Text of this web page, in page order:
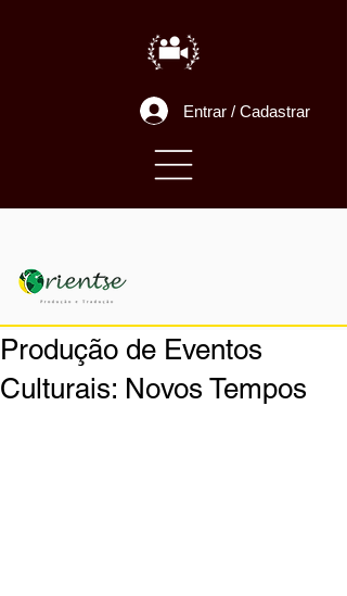
Entrar / Cadastrar
Produção de Eventos
Culturais: Novos Tempos